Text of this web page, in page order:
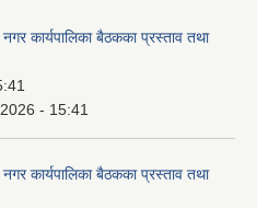
कार्यपालिका बैठकका प्रस्ताव तथा
- 15:41
कार्यपालिका बैठकका प्रस्ताव तथा